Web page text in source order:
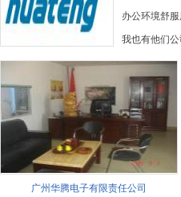
办公环境舒服
我也有他们
广州华腾电子有限责任公司